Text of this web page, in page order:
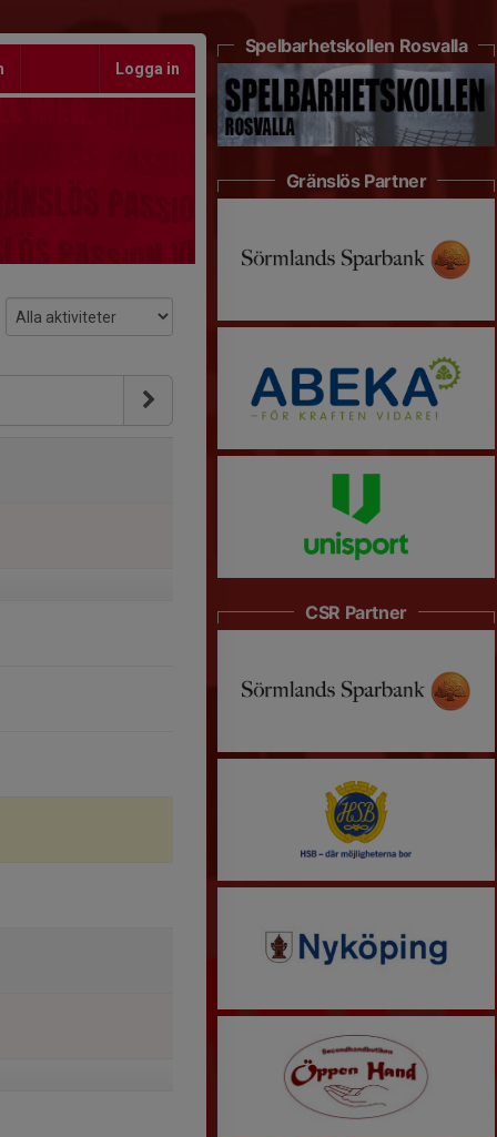
Logga in
Spelbarhetskollen Rosvalla
Gränslös Partner
CSR Partner